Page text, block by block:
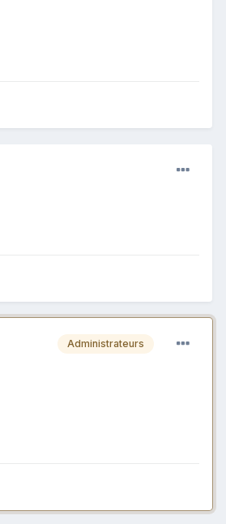
Administrateurs